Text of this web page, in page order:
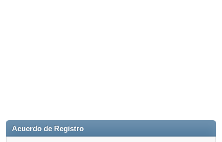
Acuerdo de Registro